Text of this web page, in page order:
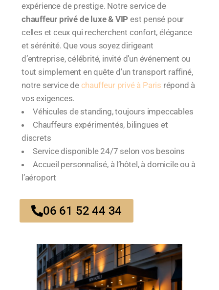
expérience de prestige. Notre service de
chauffeur privé de luxe & VIP est pensé pour
celles et ceux qui recherchent confort, élégance
et sérénité. Que vous soyez dirigeant
d’entreprise, célébrité, invité d’un événement ou
tout simplement en quête d’un transport raffiné,
notre service de chauffeur privé à Paris répond à
vos exigences.
Véhicules de standing, toujours impeccables
Chauffeurs expérimentés, bilingues et
discrets
Service disponible 24/7 selon vos besoins
Accueil personnalisé, à l’hôtel, à domicile ou à
l’aéroport
06 61 52 44 34